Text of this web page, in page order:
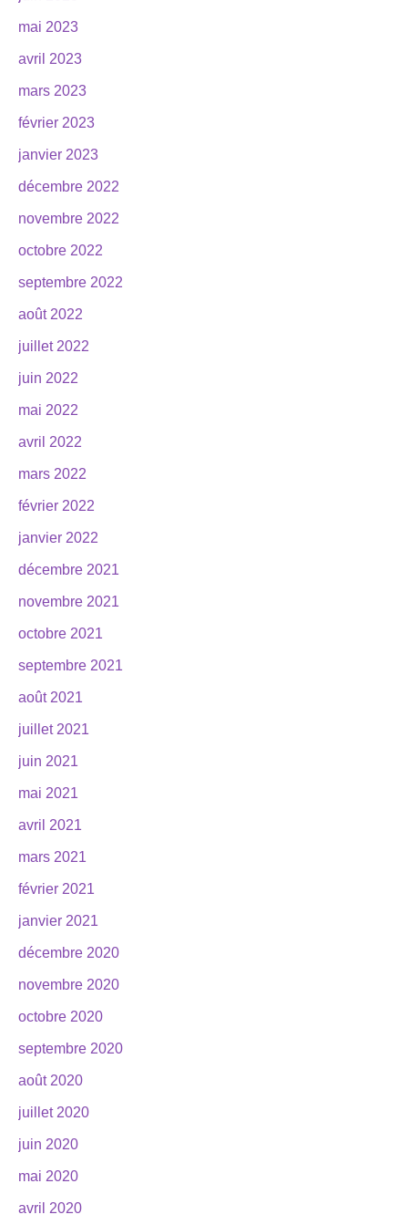
mai 2023
avril 2023
mars 2023
février 2023
janvier 2023
décembre 2022
novembre 2022
octobre 2022
septembre 2022
août 2022
juillet 2022
juin 2022
mai 2022
avril 2022
mars 2022
février 2022
janvier 2022
décembre 2021
novembre 2021
octobre 2021
septembre 2021
août 2021
juillet 2021
juin 2021
mai 2021
avril 2021
mars 2021
février 2021
janvier 2021
décembre 2020
novembre 2020
octobre 2020
septembre 2020
août 2020
juillet 2020
juin 2020
mai 2020
avril 2020